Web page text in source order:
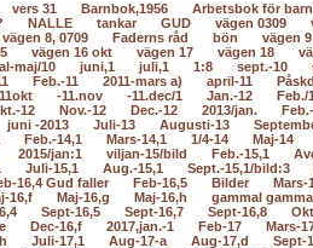
vers 31 Barnbok,1956 Arbetsbok för barn
NALLE tankar GUD vägen 0309
vägen 8, 0709 Faderns råd bön vägen 9
vägen 16 okt vägen 17 vägen 18
maj/10 juni,1 juli,1 1:8 sept.-10
Feb.-11 2011-mars a) april-11
-11.nov -11.dec/1 Jan.-12 Feb./
12 Nov.-12 Dec.-12 2013/jan.
juni -2013 Juli-13 Augusti-13
Feb.-14,1 Mars-14,1 1/4-14 Maj-14
2015/jan:1 viljan-15/bild Feb.-15,1
Juli-15,1 Aug.-15,1 Sept.-15,1/bild:3
16,4 Gud faller Feb-16,5 Bilder Mars-
16,f Maj-16,g Maj-16,h gammal
Sept-16,5 Sept-16,7 Sept-16,8
Dec-16,f 2017,jan.-1 Feb-17 Mars-
Juli-17,1 Aug-17-a Aug-17,d Sept-